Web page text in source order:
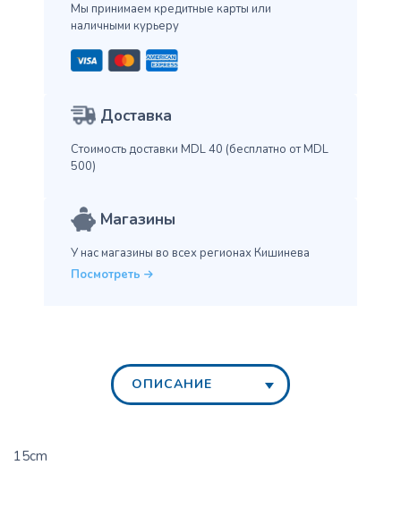
Мы принимаем кредитные карты или
наличными курьеру
Доставка
Стоимость доставки MDL 40 (бесплатно от MDL
500)
Магазины
У нас магазины во всех регионах Кишинева
Посмотреть
ОПИСАНИЕ
15cm